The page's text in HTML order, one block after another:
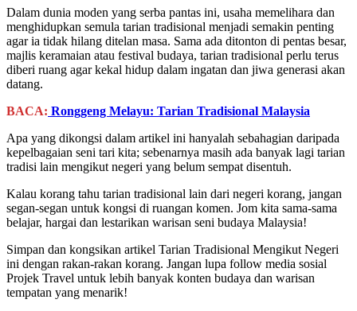
Dalam dunia moden yang serba pantas ini, usaha memelihara dan
menghidupkan semula tarian tradisional menjadi semakin penting
agar ia tidak hilang ditelan masa. Sama ada ditonton di pentas besar,
majlis keramaian atau festival budaya, tarian tradisional perlu terus
diberi ruang agar kekal hidup dalam ingatan dan jiwa generasi akan
datang.
BACA: Ronggeng Melayu: Tarian Tradisional Malaysia
Apa yang dikongsi dalam artikel ini hanyalah sebahagian daripada
kepelbagaian seni tari kita; sebenarnya masih ada banyak lagi tarian
tradisi lain mengikut negeri yang belum sempat disentuh.
Kalau korang tahu tarian tradisional lain dari negeri korang, jangan
segan-segan untuk kongsi di ruangan komen. Jom kita sama-sama
belajar, hargai dan lestarikan warisan seni budaya Malaysia!
Simpan dan kongsikan artikel Tarian Tradisional Mengikut Negeri
ini dengan rakan-rakan korang. Jangan lupa follow media sosial
Projek Travel untuk lebih banyak konten budaya dan warisan
tempatan yang menarik!